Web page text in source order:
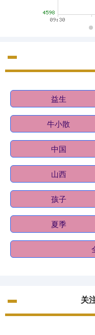
益生
牛小散
中国
山西
孩子
夏季
关